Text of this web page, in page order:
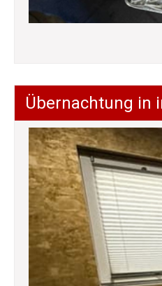
Übernachtung in